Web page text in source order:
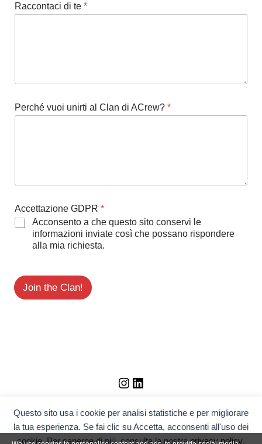
Questo sito usa i cookie per analisi statistiche e per migliorare
la tua esperienza. Se fai clic su Accetta, acconsenti all'uso dei
cookie. Per saperne di più, consulta la nostraprivacy policy.
lRaccontaci di te *
Perché vuoi unirti al Clan di ACrew? *
Accettazione GDPR *
Acconsento a che questo sito conservi le
informazioni inviate così che possano rispondere
alla mia richiesta.
Join the Clan!
Instagram
LinkedIn